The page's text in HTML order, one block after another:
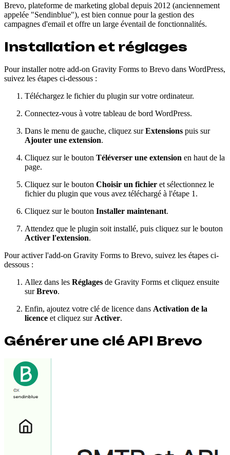
Brevo, plateforme de marketing global depuis 2012 (anciennement
appelée "Sendinblue"), est bien connue pour la gestion des
campagnes d'email et offre un large éventail de fonctionnalités.
Installation et réglages
Pour installer notre add-on Gravity Forms to Brevo dans WordPress,
suivez les étapes ci-dessous :
Téléchargez le fichier du plugin sur votre ordinateur.
Connectez-vous à votre tableau de bord WordPress.
Dans le menu de gauche, cliquez surExtensions puis sur
Ajouter une extension.
Cliquez sur le bouton Téléverser une extension en haut de la
page.
Cliquez sur le bouton Choisir un fichier et sélectionnez le
fichier du plugin que vous avez téléchargé à l'étape 1.
Cliquez sur le bouton Installer maintenant.
Attendez que le plugin soit installé, puis cliquez sur le bouton
Activer l'extension.
Pour activer l'add-on Gravity Forms to Brevo, suivez les étapes ci-
dessous :
Allez dans les Réglages de Gravity Forms et cliquez ensuite
surBrevo.
Enfin, ajoutez votre clé de licence dans Activation de la
licence et cliquez sur Activer.
Générer une clé API Brevo